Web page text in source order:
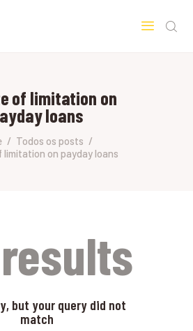
of limitation on
loans
Todos os posts
on payday loans
SERVIÇOS
but your query did not
match